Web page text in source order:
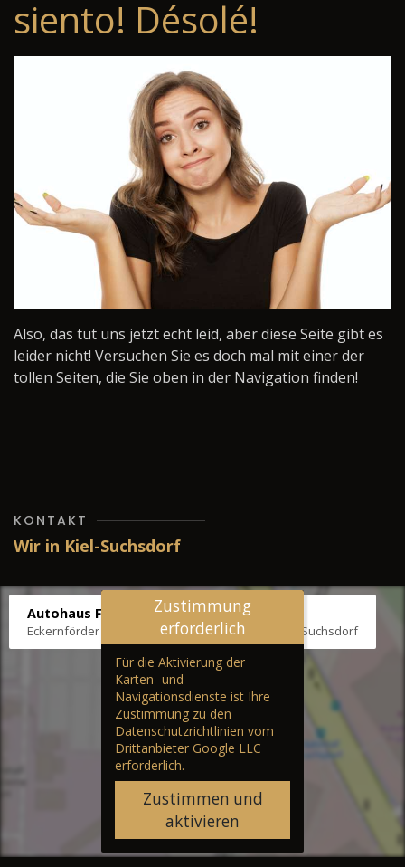
siento! Désolé!
Also, das tut uns jetzt echt leid, aber diese Seite gibt es
leider nicht! Versuchen Sie es doch mal mit einer der
tollen Seiten, die Sie oben in der Navigation finden!
KONTAKT
Wir in Kiel-Suchsdorf
Autohaus Fräter
Eckernförder Str. /Klausbrooker Weg 1, 24107 Kiel-Suchsdorf
Zustimmung
erforderlich
Für die Aktivierung der
Karten- und
Navigationsdienste ist Ihre
Zustimmung zu den
Datenschutzrichtlinien vom
Drittanbieter Google LLC
erforderlich.
Zustimmen und
aktivieren